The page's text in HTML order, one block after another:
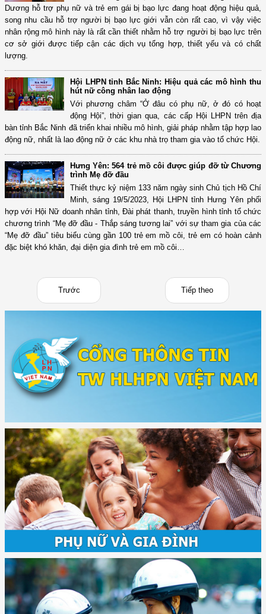
Dương hỗ trợ phụ nữ và trẻ em gái bị bạo lực đang hoạt động hiệu quả,
song nhu cầu hỗ trợ người bị bạo lực giới vẫn còn rất cao, vì vậy việc
nhân rộng mô hình này là rất cần thiết nhằm hỗ trợ người bị bạo lực trên
cơ sở giới được tiếp cận các dịch vụ tổng hợp, thiết yếu và có chất
lượng.
Hội LHPN tỉnh Bắc Ninh: Hiệu quả các mô hình thu
hút nữ công nhân lao động
Với phương châm “Ở đâu có phụ nữ, ở đó có hoạt
động Hội”, thời gian qua, các cấp Hội LHPN trên địa
bàn tỉnh Bắc Ninh đã triển khai nhiều mô hình, giải pháp nhằm tập hợp lao
động nữ, nhất là lao động nữ ở các khu nhà trọ tham gia vào tổ chức Hội.
Hưng Yên: 564 trẻ mồ côi được giúp đỡ từ Chương
trình Mẹ đỡ đầu
Thiết thực kỷ niệm 133 năm ngày sinh Chủ tịch Hồ Chí
Minh, sáng 19/5/2023, Hội LHPN tỉnh Hưng Yên phối
hợp với Hội Nữ doanh nhân tỉnh, Đài phát thanh, truyền hình tỉnh tổ chức
chương trình “Mẹ đỡ đầu - Thắp sáng tương lai” với sự tham gia của các
“Mẹ đỡ đầu” tiêu biểu cùng gần 100 trẻ em mồ côi, trẻ em có hoàn cảnh
đặc biệt khó khăn, đại diện gia đình trẻ em mồ côi…
Trước Tiếp theo